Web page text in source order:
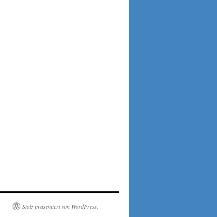
Stolz präsentiert von WordPress.